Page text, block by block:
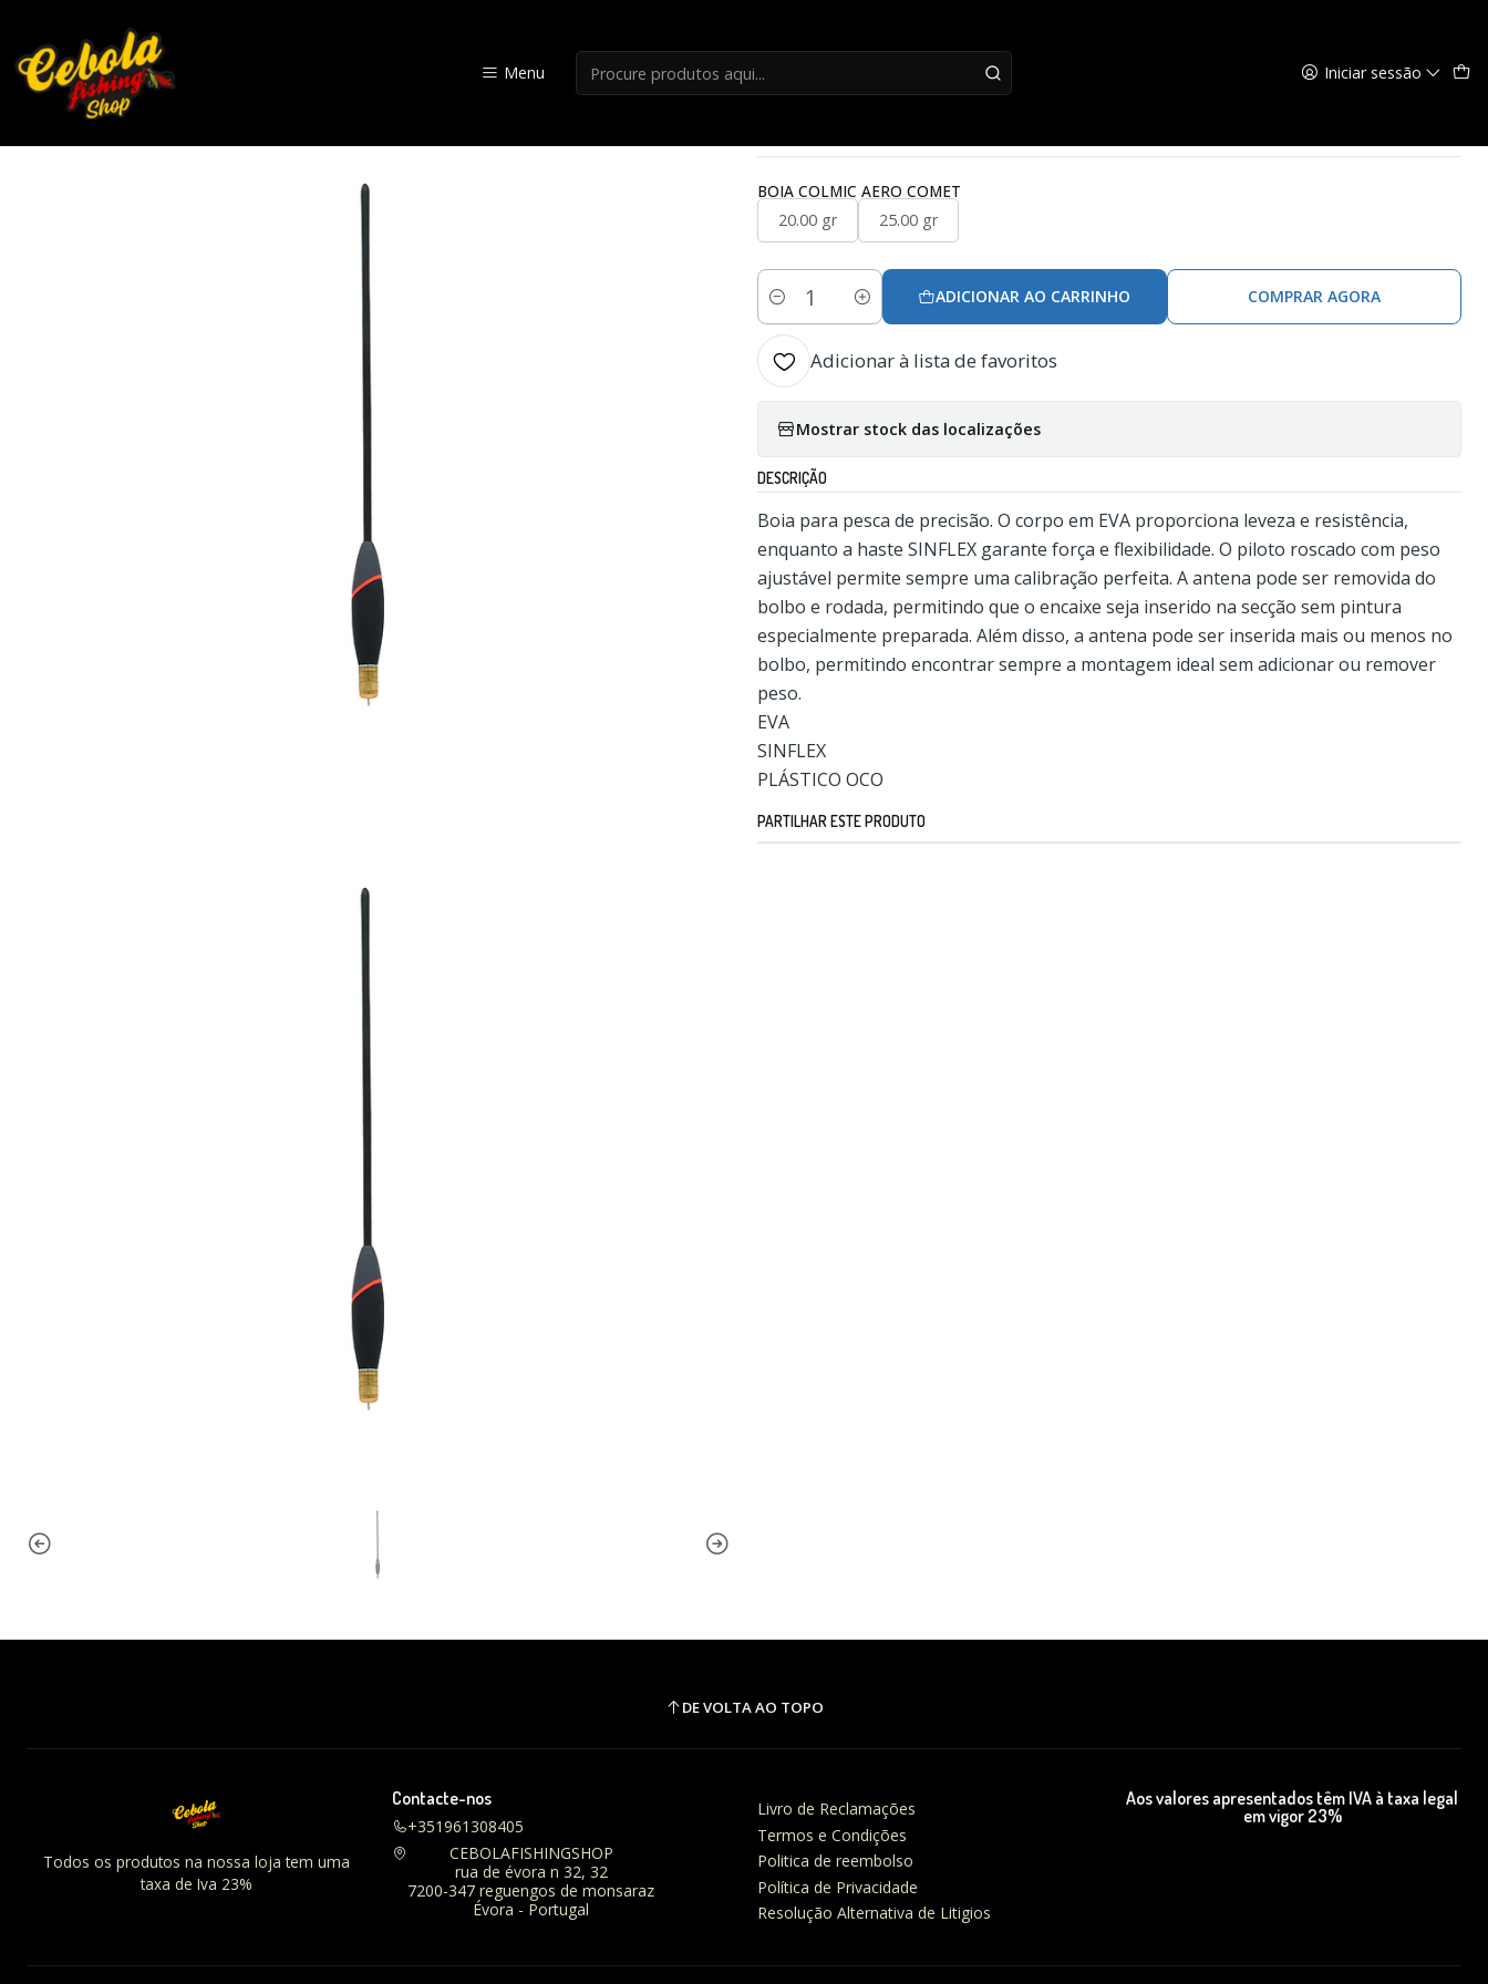
Menu Iniciar sessão
|
BOIA COLMIC AERO COMET
20.00 gr
25.00 gr
Quantidade
ADICIONAR AO CARRINHO COMPRAR AGORA
Adicionar à lista de favoritos
Mostrar stock das localizações
DESCRIÇÃO
Boia para pesca de precisão. O corpo em EVA proporciona leveza e resistência,
enquanto a haste SINFLEX garante força e flexibilidade. O piloto roscado com peso
ajustável permite sempre uma calibração perfeita. A antena pode ser removida do
bolbo e rodada, permitindo que o encaixe seja inserido na secção sem pintura
especialmente preparada. Além disso, a antena pode ser inserida mais ou menos no
bolbo, permitindo encontrar sempre a montagem ideal sem adicionar ou remover
peso.
EVA
SINFLEX
PLÁSTICO OCO
PARTILHAR ESTE PRODUTO
DE VOLTA AO TOPO
Todos os produtos na nossa loja tem uma
taxa de Iva 23%
Contacte-nos
+351961308405
CEBOLAFISHINGSHOP
rua de évora n 32, 32
7200-347 reguengos de monsaraz
Évora - Portugal
Livro de Reclamações
Termos e Condições
Politica de reembolso
Política de Privacidade
Resolução Alternativa de Litigios
Aos valores apresentados têm IVA à taxa legal
em vigor 23%